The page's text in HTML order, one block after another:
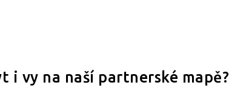
i vy na naší partnerské mapě?